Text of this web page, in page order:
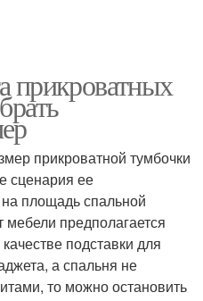
прикроватных
прикроватной тумбочки
сценария ее
площадь спальной
предполагается
подставки для
а спальня не
то можно остановить